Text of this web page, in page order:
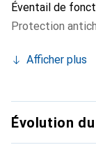
Éventail de
Protection
Afficher plus
Évolution